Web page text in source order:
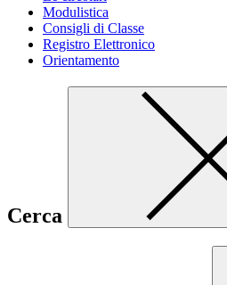
Modulistica
Consigli di Classe
Registro Elettronico
Orientamento
Cerca